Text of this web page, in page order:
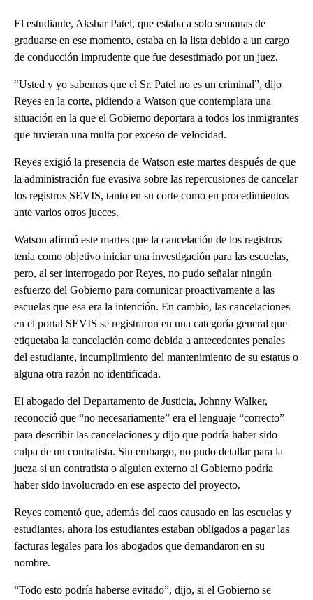
El estudiante, Akshar Patel, que estaba a solo semanas de
graduarse en ese momento, estaba en la lista debido a un cargo
de conducción imprudente que fue desestimado por un juez.
“Usted y yo sabemos que el Sr. Patel no es un criminal”, dijo
Reyes en la corte, pidiendo a Watson que contemplara una
situación en la que el Gobierno deportara a todos los inmigrantes
que tuvieran una multa por exceso de velocidad.
Reyes exigió la presencia de Watson este martes después de que
la administración fue evasiva sobre las repercusiones de cancelar
los registros SEVIS, tanto en su corte como en procedimientos
ante varios otros jueces.
Watson afirmó este martes que la cancelación de los registros
tenía como objetivo iniciar una investigación para las escuelas,
pero, al ser interrogado por Reyes, no pudo señalar ningún
esfuerzo del Gobierno para comunicar proactivamente a las
escuelas que esa era la intención. En cambio, las cancelaciones
en el portal SEVIS se registraron en una categoría general que
etiquetaba la cancelación como debida a antecedentes penales
del estudiante, incumplimiento del mantenimiento de su estatus o
alguna otra razón no identificada.
El abogado del Departamento de Justicia, Johnny Walker,
reconoció que “no necesariamente” era el lenguaje “correcto”
para describir las cancelaciones y dijo que podría haber sido
culpa de un contratista. Sin embargo, no pudo detallar para la
jueza si un contratista o alguien externo al Gobierno podría
haber sido involucrado en ese aspecto del proyecto.
Reyes comentó que, además del caos causado en las escuelas y
estudiantes, ahora los estudiantes estaban obligados a pagar las
facturas legales para los abogados que demandaron en su
nombre.
“Todo esto podría haberse evitado”, dijo, si el Gobierno se